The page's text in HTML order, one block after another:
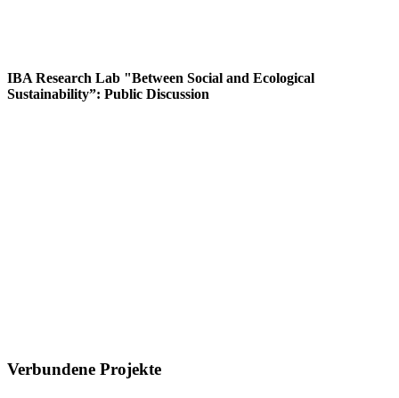
IBA Research Lab "Between Social and Ecological
Sustainability”: Public Discussion
Verbundene Projekte